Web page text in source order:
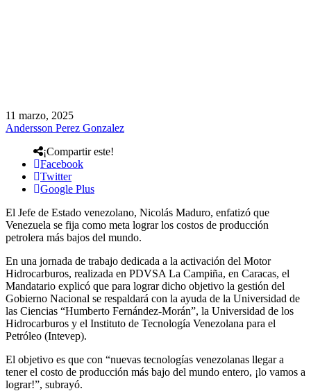
11 marzo, 2025
Andersson Perez Gonzalez
¡Compartir este!
Facebook
Twitter
Google Plus
El Jefe de Estado venezolano, Nicolás Maduro, enfatizó que
Venezuela se fija como meta lograr los costos de producción
petrolera más bajos del mundo.
En una jornada de trabajo dedicada a la activación del Motor
Hidrocarburos, realizada en PDVSA La Campiña, en Caracas, el
Mandatario explicó que para lograr dicho objetivo la gestión del
Gobierno Nacional se respaldará con la ayuda de la Universidad de
las Ciencias “Humberto Fernández-Morán”, la Universidad de los
Hidrocarburos y el Instituto de Tecnología Venezolana para el
Petróleo (Intevep).
El objetivo es que con “nuevas tecnologías venezolanas llegar a
tener el costo de producción más bajo del mundo entero, ¡lo vamos a
lograr!”, subrayó.